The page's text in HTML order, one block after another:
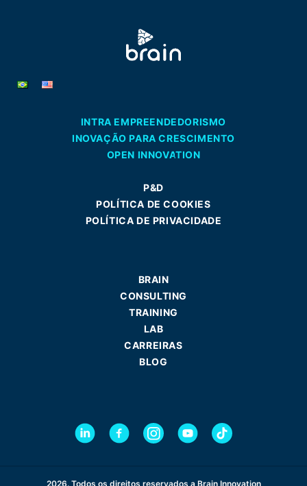
INTRA EMPREENDEDORISMO
INOVAÇÃO PARA CRESCIMENTO
OPEN INNOVATION
P&D
POLÍTICA DE COOKIES
POLÍTICA DE PRIVACIDADE
BRAIN
CONSULTING
TRAINING
LAB
CARREIRAS
BLOG
2026. Todos os direitos reservados a Brain Innovation